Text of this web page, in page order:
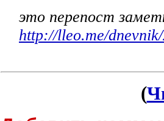
это перепост
http://lleo.me/
(